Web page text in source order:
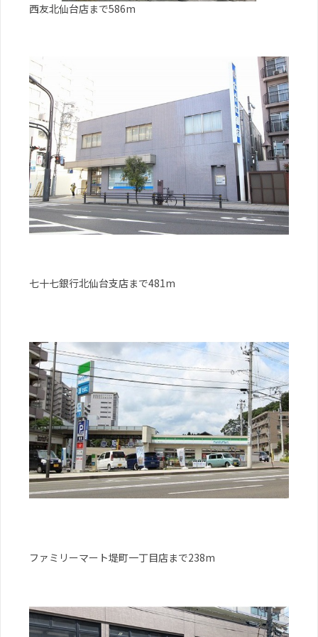
西友北仙台店まで586m
七十七銀行北仙台支店まで481m
ファミリーマート堤町一丁目店まで238m